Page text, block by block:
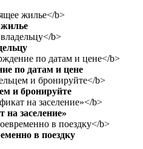
по датам и цене
и бронируйте
заселение»
в поездку